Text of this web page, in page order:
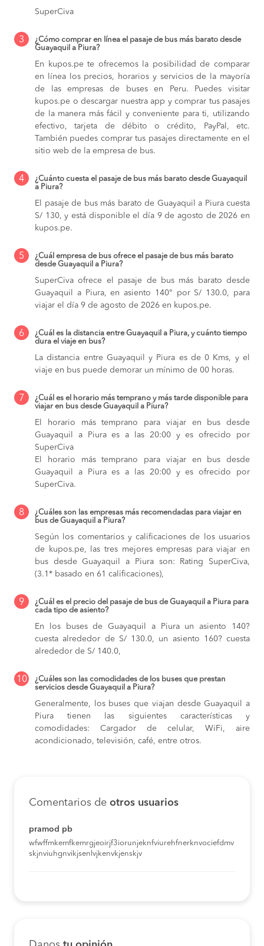
SuperCiva
3
¿Cómo comprar en línea el pasaje de bus más barato desde
Guayaquil a Piura?
En kupos.pe te ofrecemos la posibilidad de comparar
en línea los precios, horarios y servicios de la mayoría
de las empresas de buses en Peru. Puedes visitar
kupos.pe o descargar nuestra app y comprar tus pasajes
de la manera más fácil y conveniente para ti, utilizando
efectivo, tarjeta de débito o crédito, PayPal, etc.
También puedes comprar tus pasajes directamente en el
sitio web de la empresa de bus.
4
¿Cuánto cuesta el pasaje de bus más barato desde Guayaquil
a Piura?
El pasaje de bus más barato de Guayaquil a Piura cuesta
S/ 130, y está disponible el día 9 de agosto de 2026 en
kupos.pe.
5
¿Cuál empresa de bus ofrece el pasaje de bus más barato
desde Guayaquil a Piura?
SuperCiva ofrece el pasaje de bus más barato desde
Guayaquil a Piura, en asiento 140° por S/ 130.0, para
viajar el día 9 de agosto de 2026 en kupos.pe.
6
¿Cuál es la distancia entre Guayaquil a Piura, y cuánto tiempo
dura el viaje en bus?
La distancia entre Guayaquil y Piura es de 0 Kms, y el
viaje en bus puede demorar un mínimo de 00 horas.
7
¿Cuál es el horario más temprano y más tarde disponible para
viajar en bus desde Guayaquil a Piura?
El horario más temprano para viajar en bus desde
Guayaquil a Piura es a las 20:00 y es ofrecido por
SuperCiva
El horario más temprano para viajar en bus desde
Guayaquil a Piura es a las 20:00 y es ofrecido por
SuperCiva.
8
¿Cuáles son las empresas más recomendadas para viajar en
bus de Guayaquil a Piura?
Según los comentarios y calificaciones de los usuarios
de kupos.pe, las tres mejores empresas para viajar en
bus desde Guayaquil a Piura son: Rating SuperCiva,
(3.1* basado en 61 calificaciones),
9
¿Cuál es el precio del pasaje de bus de Guayaquil a Piura para
cada tipo de asiento?
En los buses de Guayaquil a Piura un asiento 140?
cuesta alrededor de S/ 130.0, un asiento 160? cuesta
alrededor de S/ 140.0,
10
¿Cuáles son las comodidades de los buses que prestan
servicios desde Guayaquil a Piura?
Generalmente, los buses que viajan desde Guayaquil a
Piura tienen las siguientes características y
comodidades: Cargador de celular, WiFi, aire
acondicionado, televisión, café, entre otros.
Comentarios de otros usuarios
pramod pb
wfwffmkemfkemrgjeoirjf3iorunjeknfviurehfnerknvociefdmv
skjnviuhgnvikjsenlvjkenvkjenskjv